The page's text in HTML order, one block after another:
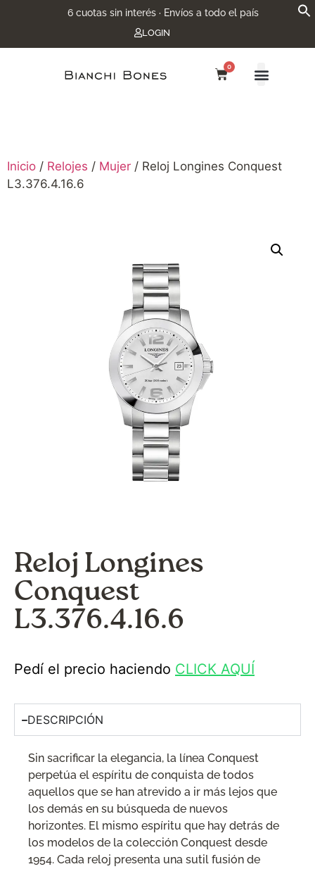
6 cuotas sin interés · Envíos a todo el país
LOGIN
0
Inicio / Relojes / Mujer / Reloj Longines Conquest
L3.376.4.16.6
Reloj Longines
Conquest
L3.376.4.16.6
Pedí el precio haciendo CLICK AQUÍ
DESCRIPCIÓN
Sin sacrificar la elegancia, la línea Conquest
perpetúa el espíritu de conquista de todos
aquellos que se han atrevido a ir más lejos que
los demás en su búsqueda de nuevos
horizontes. El mismo espíritu que hay detrás de
los modelos de la colección Conquest desde
1954. Cada reloj presenta una sutil fusión de